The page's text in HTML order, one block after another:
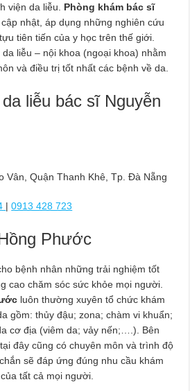
viện da liễu. Phòng khám bác sĩ
cập nhật, áp dụng những nghiên cứu
tiên tiến của y học trên thế giới.
liễu – nội khoa (ngoại khoa) nhằm
và điều trị tốt nhất các bệnh về da.
Vân, Quận Thanh Khê, Tp. Đà Nẵng
|0913 428 723
Phước
bệnh nhân những trải nghiệm tốt
cao chăm sóc sức khỏe mọi người.
luôn thường xuyên tổ chức khám
gồm: thủy đậu; zona; chàm vi khuẩn;
cơ địa (viêm da; vảy nến;….). Bên
đây cũng có chuyên môn và trình độ
sẽ đáp ứng đúng nhu cầu khám
tất cả mọi người.